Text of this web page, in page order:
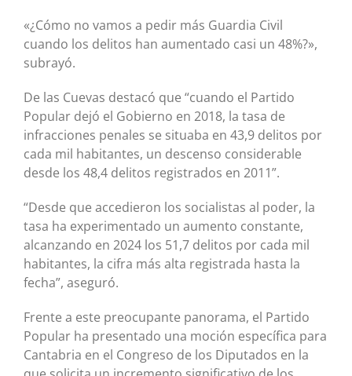
«¿Cómo no vamos a pedir más Guardia Civil
cuando los delitos han aumentado casi un 48%?»,
subrayó.
De las Cuevas destacó que “cuando el Partido
Popular dejó el Gobierno en 2018, la tasa de
infracciones penales se situaba en 43,9 delitos por
cada mil habitantes, un descenso considerable
desde los 48,4 delitos registrados en 2011”.
“Desde que accedieron los socialistas al poder, la
tasa ha experimentado un aumento constante,
alcanzando en 2024 los 51,7 delitos por cada mil
habitantes, la cifra más alta registrada hasta la
fecha”, aseguró.
Frente a este preocupante panorama, el Partido
Popular ha presentado una moción específica para
Cantabria en el Congreso de los Diputados en la